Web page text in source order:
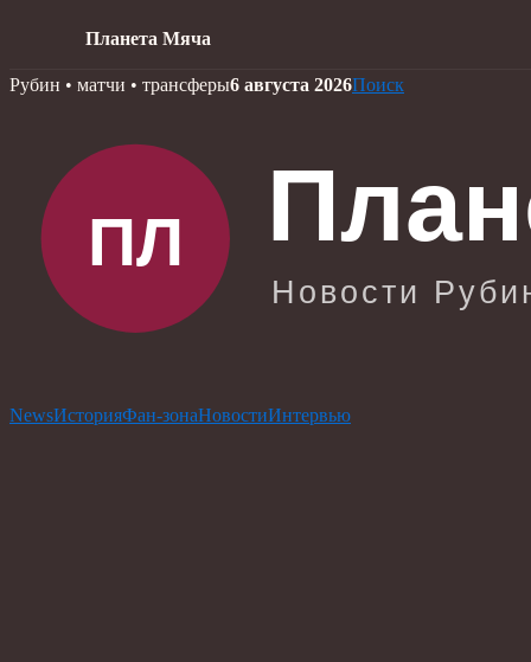
Планета Мяча
Skip
Рубин • матчи • трансферы6 августа 2026Поиск
NewsИсторияФан-зонаНовостиИнтервью